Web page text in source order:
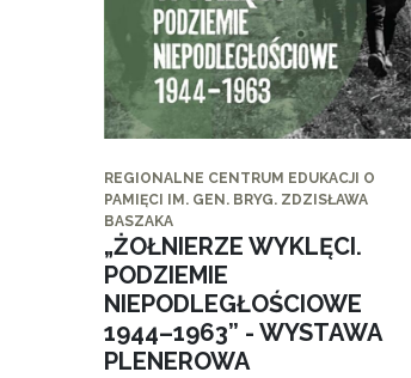
REGIONALNE CENTRUM EDUKACJI O
PAMIĘCI IM. GEN. BRYG. ZDZISŁAWA
BASZAKA
„ŻOŁNIERZE WYKLĘCI.
PODZIEMIE
NIEPODLEGŁOŚCIOWE
1944–1963” - WYSTAWA
PLENEROWA